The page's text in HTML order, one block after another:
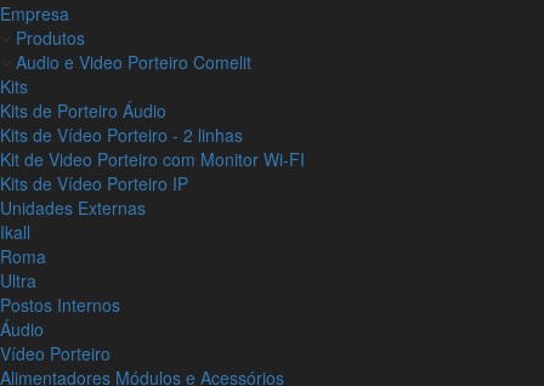
Empresa
Produtos
Audio e Video Porteiro Comelit
Kits
Kits de Porteiro Áudio
Kits de Vídeo Porteiro - 2 linhas
Kit de Video Porteiro com Monitor Wi-FI
Kits de Vídeo Porteiro IP
Unidades Externas
Ikall
Roma
Ultra
Postos Internos
Áudio
Vídeo Porteiro
Alimentadores Módulos e Acessórios